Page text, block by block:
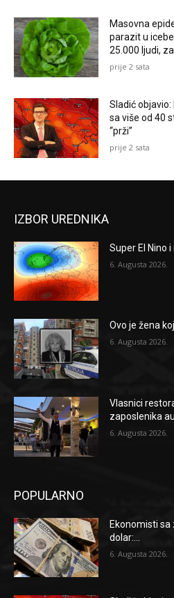
Masovna
parazit u
25.000 ljudi,
prije 2 sata
Sladić
sa više od 40
“prži”
prije 2 sata
IZBOR UREDNIKA
Super El Nino i
6. Augusta 2026.
Ovo je žena
6. Augusta 2026.
Vlasnici
zaposlenika
6. Augusta 2026.
POPULARNO
Ekonomisti
dolar:...
6. Augusta 2026.